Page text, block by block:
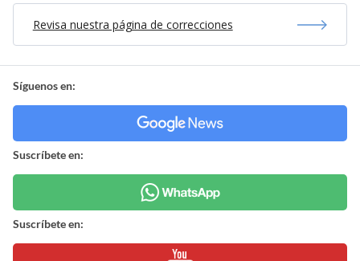
Revisa nuestra página de correcciones
Síguenos en:
Suscríbete en:
Suscríbete en: